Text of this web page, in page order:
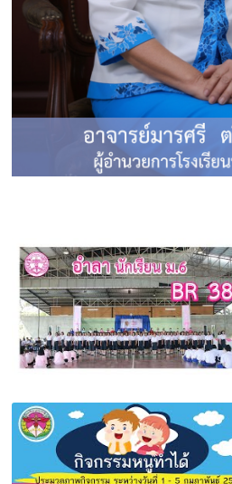
พิธีอำลานักเรียนมัธยมศึกษาปีที่ 6 รุ่นที่ 38